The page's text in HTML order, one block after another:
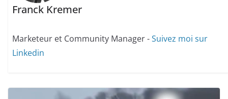
Franck Kremer
Marketeur et Community Manager -Suivez moi sur
Linkedin